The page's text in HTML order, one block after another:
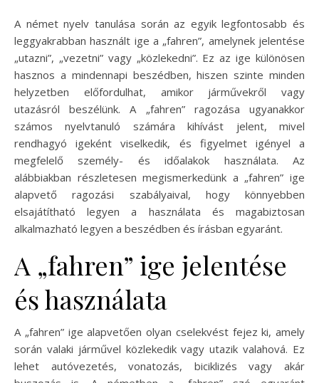
A német nyelv tanulása során az egyik legfontosabb és
leggyakrabban használt ige a „fahren”, amelynek jelentése
„utazni”, „vezetni” vagy „közlekedni”. Ez az ige különösen
hasznos a mindennapi beszédben, hiszen szinte minden
helyzetben előfordulhat, amikor járművekről vagy
utazásról beszélünk. A „fahren” ragozása ugyanakkor
számos nyelvtanuló számára kihívást jelent, mivel
rendhagyó igeként viselkedik, és figyelmet igényel a
megfelelő személy- és időalakok használata. Az
alábbiakban részletesen megismerkedünk a „fahren” ige
alapvető ragozási szabályaival, hogy könnyebben
elsajátítható legyen a használata és magabiztosan
alkalmazható legyen a beszédben és írásban egyaránt.
A „fahren” ige jelentése
és használata
A „fahren” ige alapvetően olyan cselekvést fejez ki, amely
során valaki járművel közlekedik vagy utazik valahová. Ez
lehet autóvezetés, vonatozás, biciklizés vagy akár